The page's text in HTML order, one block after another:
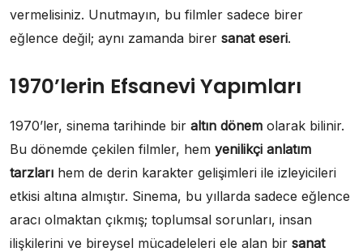
vermelisiniz. Unutmayın, bu filmler sadece birer
eğlence değil; aynı zamanda birer sanat eseri.
1970’lerin Efsanevi Yapımları
1970’ler, sinema tarihinde bir altın dönem olarak bilinir.
Bu dönemde çekilen filmler, hem yenilikçi anlatım
tarzları hem de derin karakter gelişimleri ile izleyicileri
etkisi altına almıştır. Sinema, bu yıllarda sadece eğlence
aracı olmaktan çıkmış; toplumsal sorunları, insan
ilişkilerini ve bireysel mücadeleleri ele alan bir sanat